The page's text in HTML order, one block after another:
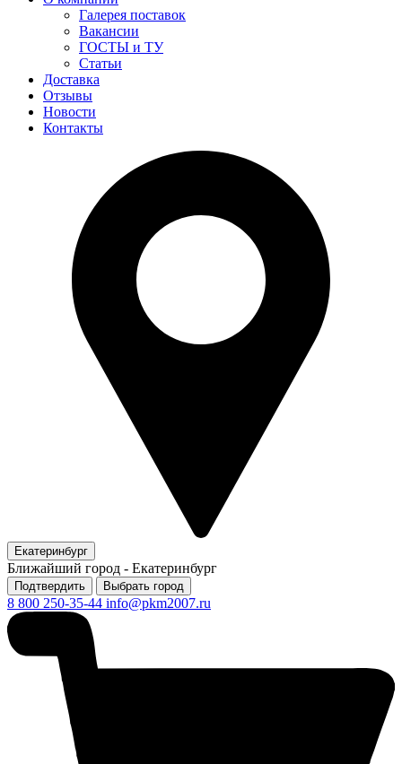
Галерея поставок
Вакансии
ГОСТЫ и ТУ
Статьи
Доставка
Отзывы
Новости
Контакты
Екатеринбург
Ближайший город - Екатеринбург
Подтвердить Выбрать город
8 800 250-35-44 info@pkm2007.ru